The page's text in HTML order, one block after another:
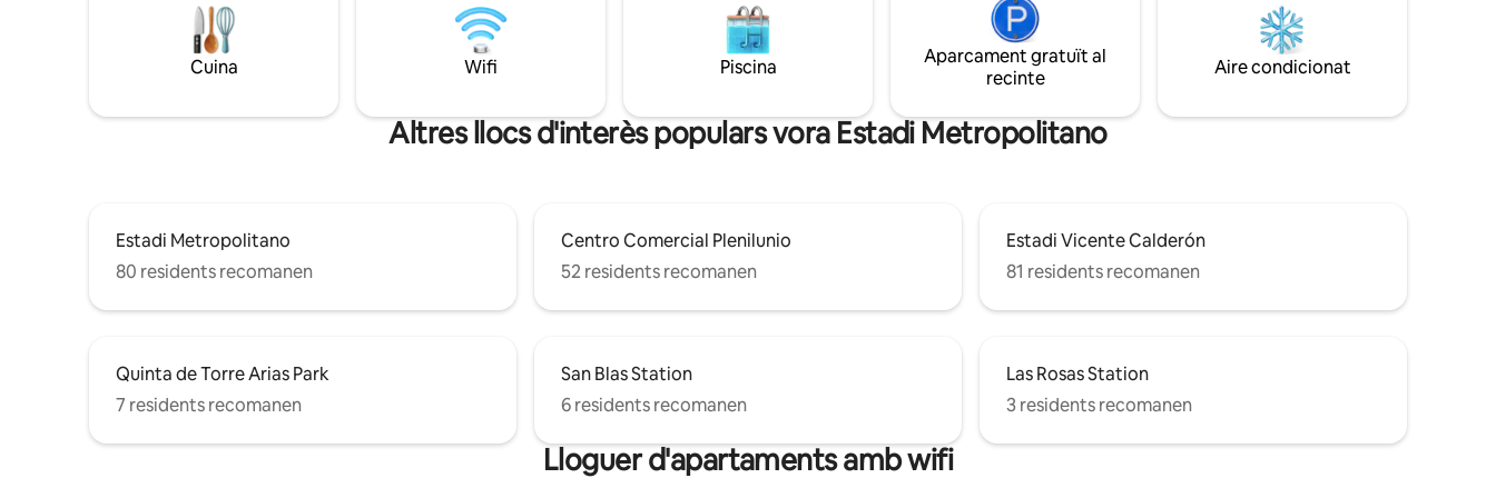
proporcionin la informació del passaport,
el número de telèfon, l'adreça i la
signatura a l'arribada.
Ubicada a pocos pasos de los principales
puntos de la ciudad, y de una
interminable oferta de ocio y servicios.
Cibeles, Chueca, Gran via, Puerta del Sol,
Plaça Major, Ópera, Palacio Real, La
Llatina...
però molt acollidor amb bany privat.
Totes les habitacions tenen finestres i
molta llum. COMPLETAMENT REFORMAT.
Cuina Wifi Piscina
Aparcament gratuït al
recinte
Aire condicionat
Altres llocs d'interès populars vora Estadi Metropolitano
Estadi Metropolitano
80 residents recomanen
Centro Comercial Plenilunio
52 residents recomanen
Estadi Vicente Calderón
81 residents recomanen
Quinta de Torre Arias Park
7 residents recomanen
San Blas Station
6 residents recomanen
Las Rosas Station
3 residents recomanen
Lloguer d'apartaments amb wifi